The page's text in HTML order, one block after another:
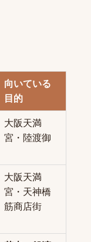
向いている
目的
大阪天満
宮・陸渡御
大阪天満
宮・天神橋
筋商店街